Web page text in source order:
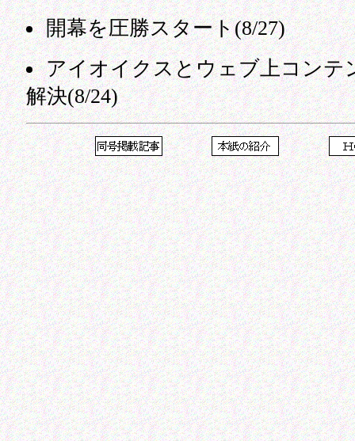
開幕を圧勝スタート(8/27)
アイオイクスとウェブ上コンテ
解決(8/24)